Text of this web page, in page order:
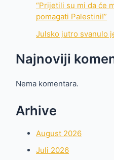
“Prijetili su mi da će
pomagati Palestini!”
Julsko jutro svanulo
Najnoviji
Nema komentara.
Arhive
August 2026
Juli 2026